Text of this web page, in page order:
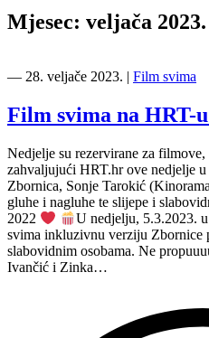
Mjesec: veljača 2023.
― 28. veljače 2023. | Film svima
Film svima na HRT-
Nedjelje su rezervirane za filmove,
zahvaljujući HRT.hr ove nedjelje
Zbornica, Sonje Tarokić
gluhe i nagluhe te slijepe i
2022
U nedjelju, 5.3.2023.
svima inkluzivnu verziju Zbornice
slabovidnim osobama. Ne
Ivančić i Zinka…